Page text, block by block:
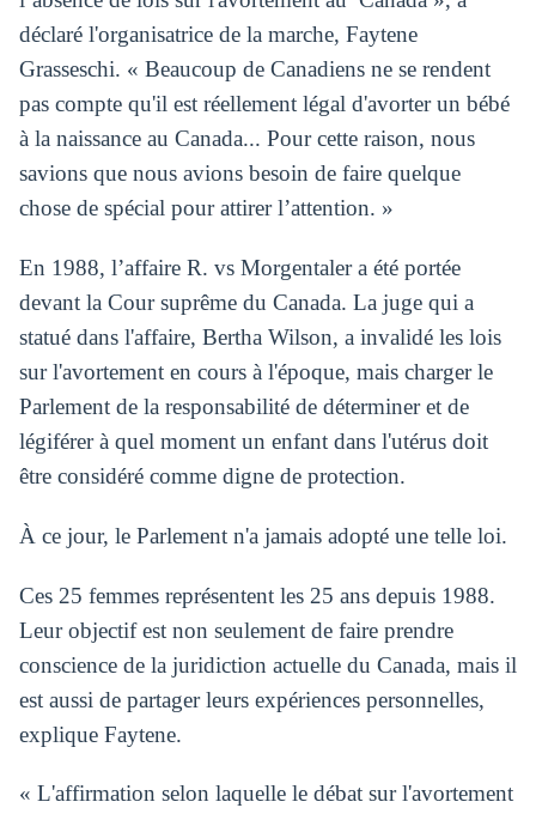
déclaré l'organisatrice de la marche, Faytene
Grasseschi. « Beaucoup de Canadiens ne se rendent
pas compte qu'il est réellement légal d'avorter un bébé
à la naissance au Canada... Pour cette raison, nous
savions que nous avions besoin de faire quelque
chose de spécial pour attirer l’attention. »
En 1988, l’affaire R. vs Morgentaler a été portée
devant la Cour suprême du Canada. La juge qui a
statué dans l'affaire, Bertha Wilson, a invalidé les lois
sur l'avortement en cours à l'époque, mais charger le
Parlement de la responsabilité de déterminer et de
légiférer à quel moment un enfant dans l'utérus doit
être considéré comme digne de protection.
À ce jour, le Parlement n'a jamais adopté une telle loi.
Ces 25 femmes représentent les 25 ans depuis 1988.
Leur objectif est non seulement de faire prendre
conscience de la juridiction actuelle du Canada, mais il
est aussi de partager leurs expériences personnelles,
explique Faytene.
« L'affirmation selon laquelle le débat sur l'avortement